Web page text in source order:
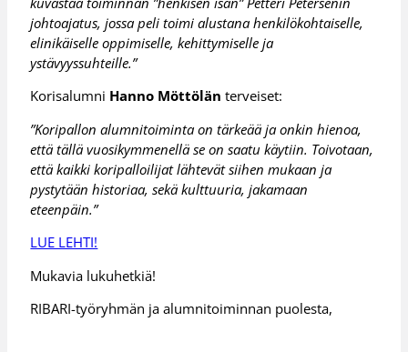
johtoajatus, jossa peli toimi alustana henkilökohtaiselle,
elinikäiselle oppimiselle, kehittymiselle ja
ystävyyssuhteille.”
Korisalumni Hanno Möttölän terveiset:
”Koripallon alumnitoiminta on tärkeää ja onkin hienoa,
että tällä vuosikymmenellä se on saatu käytiin. Toivotaan,
että kaikki koripalloilijat lähtevät siihen mukaan ja
pystytään historiaa, sekä kulttuuria, jakamaan
eteenpäin.”
LUE LEHTI!
Mukavia lukuhetkiä!
RIBARI-työryhmän ja alumnitoiminnan puolesta,